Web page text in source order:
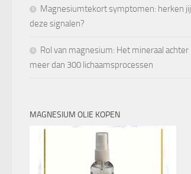
Magnesiumtekort symptomen: herken jij
deze signalen?
Rol van magnesium: Het mineraal achter
meer dan 300 lichaamsprocessen
MAGNESIUM OLIE KOPEN